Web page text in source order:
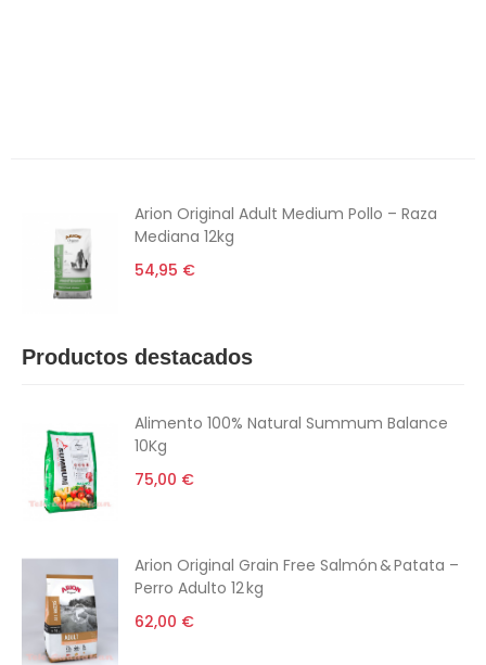
Arion Original Adult Medium Pollo – Raza
Mediana 12kg
54,95 €
Productos destacados
Alimento 100% Natural Summum Balance
10Kg
75,00 €
Arion Original Grain Free Salmón & Patata –
Perro Adulto 12 kg
62,00 €